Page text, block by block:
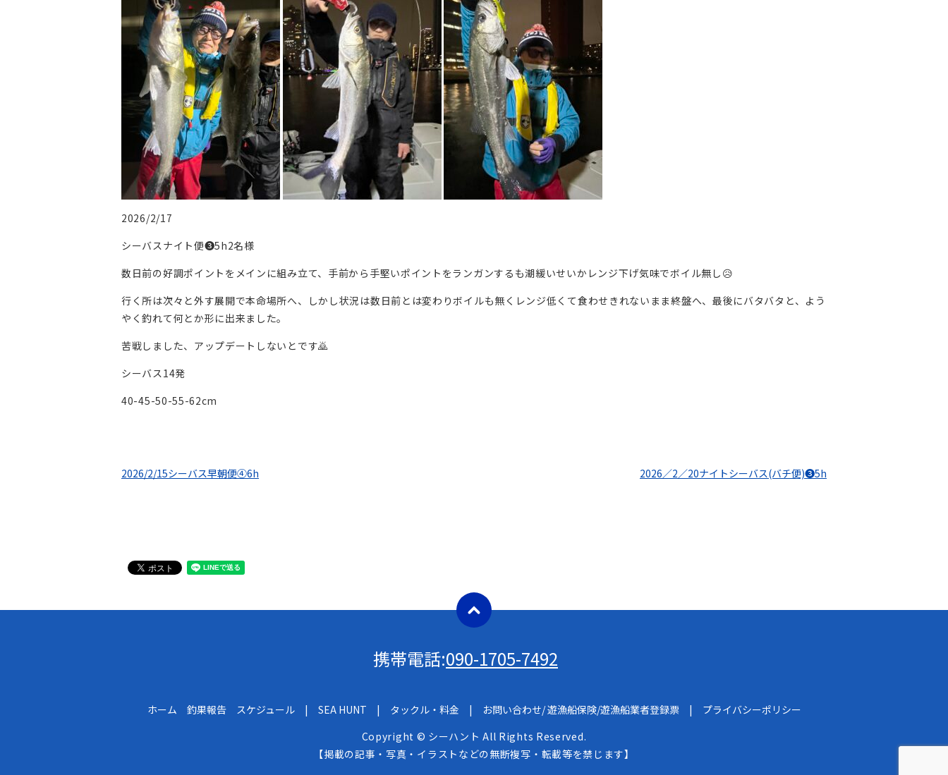
2026/2/17
シーバスナイト便❸5h2名様
数日前の好調ポイントをメインに組み立て、手前から手堅いポイントをランガンするも潮緩いせいかレンジ下げ気味でボイル無し😥
行く所は次々と外す展開で本命場所へ、しかし状況は数日前とは変わりボイルも無くレンジ低くて食わせきれないまま終盤へ、最後にバタバタと、よう
やく釣れて何とか形に出来ました。
苦戦しました、アップデートしないとです🙇
シーバス14発
40-45-50-55-62cm
2026/2/15シーバス早朝便④6h 2026／2／20ナイトシーバス(バチ便)❸5h
携帯電話:090-1705-7492
ホーム 釣果報告 スケジュール SEA HUNT タックル・料金 お問い合わせ/ 遊漁船保険/遊漁船業者登録票
プライバシーポリシー
Copyright © シーハント All Rights Reserved.
【掲載の記事・写真・イラストなどの無断複写・転載等を禁じます】